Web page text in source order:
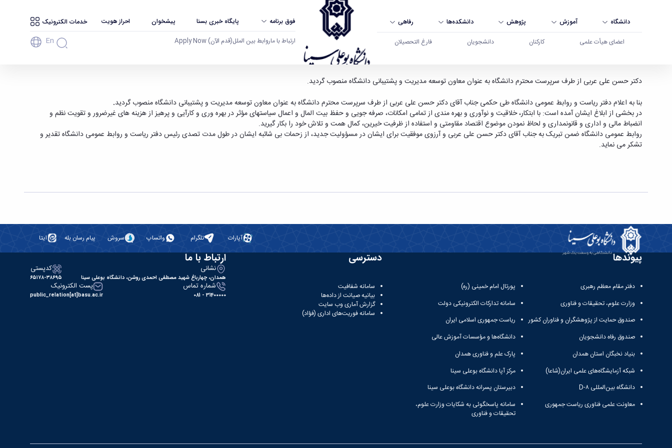
دانشگاه آموزش پژوهش دانشکده‌ها رفاهی
اعضای هیأت علمی کارکنان دانشجویان فارغ التحصیلان
فوق برنامه پایگاه خبری بسنا پیشخوان احراز هویت خدمات الکترونیک
ارتباط با ماروابط بین الملل(قدم الآن) Apply Now En
انتصاب معاون توسعه مدیریت و پشتیبانی دانشگاه - دانشگاه بوعلی سینا همدان
دکتر حسن علی عربی از طرف سرپرست محترم دانشگاه به عنوان معاون توسعه مدیریت و پشتیبانی دانشگاه منصوب ­گردید.
بنا به اعلام دفتر ریاست و روابط عمومی دانشگاه طی حکمی جناب آقای دکتر حسن علی عربی از طرف سرپرست محترم دانشگاه به عنوان معاون توسعه مدیریت و پشتیبانی دانشگاه منصوب گردید.
در بخشی از ابلاغ ایشان آمده است: با ابتکار، خلاقیت و نوآوری و بهره­ مندی از تمامی امکانات، صرفه­ جویی و حفظ بیت­ المال و اعمال سیاست­های مؤثر در بهره­ وری و کارآیی و پرهیز از هزینه­ های غیرضرور و تقویت نظم و
انضباط مالی و اداری و قانونمداری و لحاظ نمودن موضوع اقتصاد مقاومتی و استفاده از ظرفیت خیرین، کمال همت و تلاش خود را بکار گیرید.
روابط عمومی دانشگاه ضمن تبریک به جناب آقای دکتر حسن علی عربی و آرزوی موفقیت برای ایشان در مسؤولیت جدید، از زحمات بی شائبه ایشان در طول مدت تصدی رئیس دفتر ریاست و روابط عمومی دانشگاه تقدیر و
تشکر می نماید.
آپارات تلگرام واتساپ سروش پیام رسان بله ایتا
پیوندها
دفتر مقام معظم رهبری
وزارت علوم، تحقیقات و فناوری
صندوق حمایت از پژوهشگران و فناوران کشور
صندوق رفاه دانشجویان
بنیاد نخبگان استان همدان
شبکه آزمایشگاه‌های علمی ایران(شاعا)
دانشگاه بین‌المللی D-۸
معاونت علمی فناوری ریاست جمهوری
پورتال امام خمینی (ره)
سامانه تدارکات الکترونیکی دولت
ریاست جمهوری اسلامی ایران
دانشگاه‌ها و مؤسسات آموزش عالی
پارک علم و فناوری همدان
مرکز آپا دانشگاه بوعلی سینا
دبیرستان پسرانه دانشگاه بوعلی سینا
سامانه پاسخگوئی به شکایات وزارت علوم،
تحقیقات و فناوری
دسترسی
سامانه شفافیت
بیانیه صیانت از داده‌ها
گزارش آماری وب‌ سایت
سامانه فوریت‌های اداری (فؤاد)
ارتباط با ما
نشانی
همدان، چهارباغ شهید مصطفی احمدی روشن، دانشگاه بوعلی سینا
کدپستی
۶۵۱۷۸-۳۸۶۹۵
شماره تماس
31400000 - 081
پست الکترونیک
public_relation[at]basu.ac.ir